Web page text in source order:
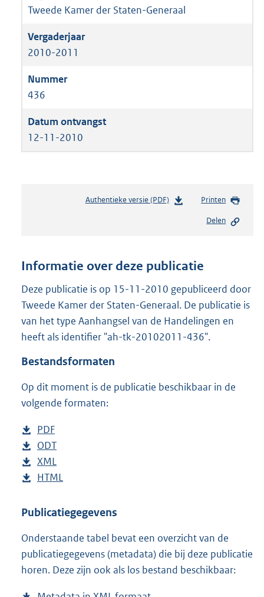
Tweede Kamer der Staten-Generaal
2010-2011
436
12-11-2010
Authentieke versie (PDF)b
n
s
r
o
o
:
Printen
Delen
Informatie over deze publicatie
Deze publicatie is op 15-11-2010 gepubliceerd door
Tweede Kamer der Staten-Generaal. De publicatie is
van het type Aanhangsel van de Handelingen en
heeft als identifier "ah-tk-20102011-436".
Bestandsformaten
Op dit moment is de publicatie beschikbaar in de
volgende formaten:
D
o
w
n
o
d
p
u
PDF
e
s
t
n
s
g
r
D
o
w
l
a
d
p
ODT
s
a
d
s
g
D
o
n
o
a
d
XML
e
t
n
d
s
D
w
l
o
a
HTML
s
a
n
d
Publicatiegegevens
Onderstaande tabel bevat een overzicht van de
publicatiegegevens (metadata) die bij deze publicatie
horen. Deze zijn ook als los bestand beschikbaar: